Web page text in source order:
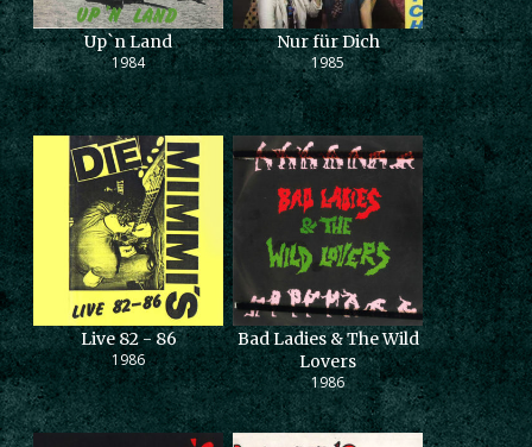
Up`n Land
1984
Nur für Dich
1985
Live 82 - 86
1986
Bad Ladies & The Wild
Lovers
1986